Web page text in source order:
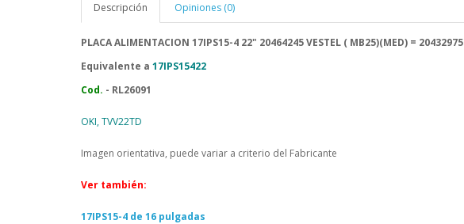
Descripción Opiniones (0)
PLACA ALIMENTACION 17IPS15-4 22" 20464245 VESTEL ( MB25)(MED) = 20432975
Equivalente a 17IPS15422
Cod. - RL26091
OKI, TVV22TD
Imagen orientativa, puede variar a criterio del Fabricante
Ver también:
17IPS15-4 de 16 pulgadas